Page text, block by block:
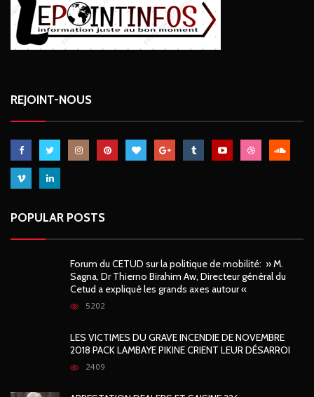
REJOINT-NOUS
POPULAR POSTS
Forum du CETUD sur la politique de mobilité: » M.
Sagna, Dr Thierno Birahim Aw, Directeur général du
Cetud a expliqué les grands axes autour «
5202
LES VICTIMES DU GRAVE INCENDIE DE NOVEMBRE
2018 PACK LAMBAYE PIKINE CRIENT LEUR DÉSARROI
2409